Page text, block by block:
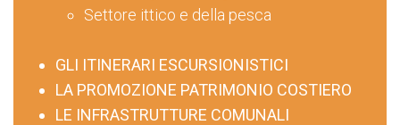
Settore ittico e della pesca
GLI ITINERARI ESCURSIONISTICI
LA PROMOZIONE PATRIMONIO COSTIERO
LE INFRASTRUTTURE COMUNALI